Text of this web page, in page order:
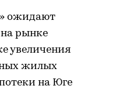
ожидают
на рынке
увеличения
жилых
на Юге